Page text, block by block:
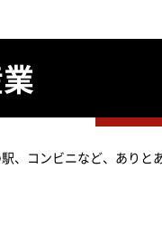
、コンビニなど、ありと